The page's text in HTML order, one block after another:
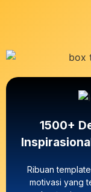
1500+
Ribuan
motivasi yang